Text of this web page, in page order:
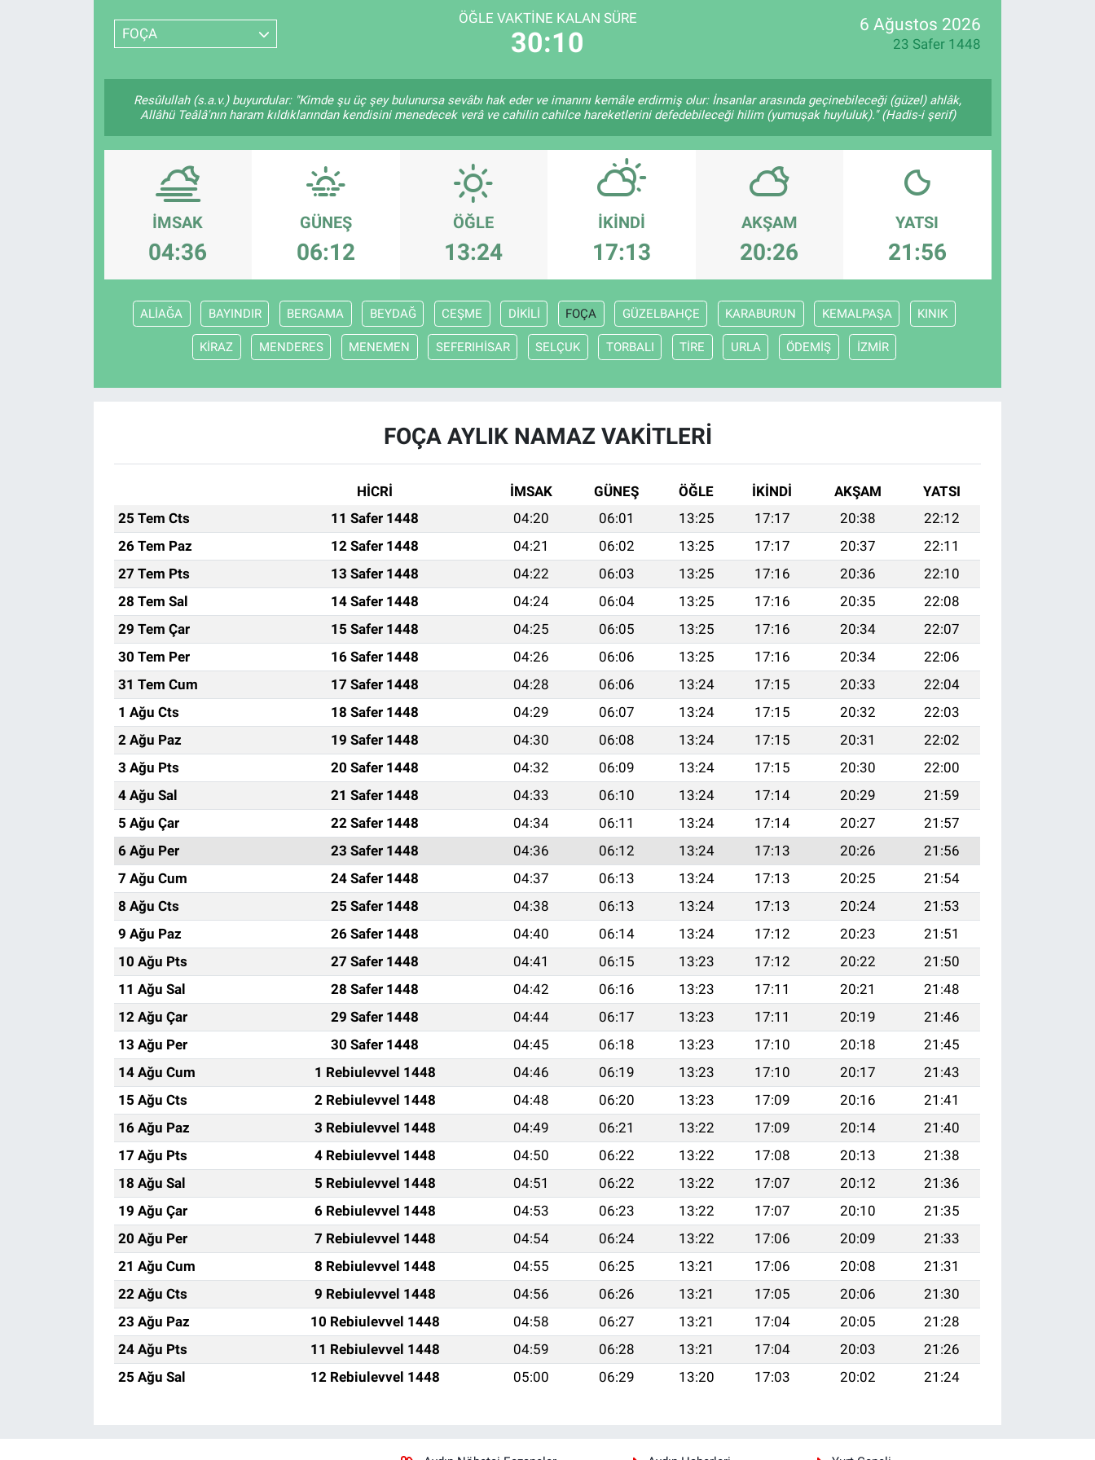
FOÇA
ÖĞLE VAKTINE KALAN SÜRE
30:10
6 Ağustos 2026
23 Safer 1448
Resûlullah (s.a.v.) buyurdular: "Kimde şu üç şey bulunursa sevâbı hak eder ve imanını kemâle erdirmiş olur: İnsanlar arasında geçinebileceği (güzel) ahlâk,
Allâhü Teâlâ'nın haram kıldıklarından kendisini menedecek verâ ve cahilin cahilce hareketlerini defedebileceği hilim (yumuşak huyluluk)." (Hadis-i şerif)
İMSAK
04:36
GÜNEŞ
06:12
ÖĞLE
13:24
İKINDI
17:13
AKŞAM
20:26
YATSI
21:56
ALİAĞA BAYINDIR BERGAMA BEYDAĞ CEŞME DİKİLİ FOÇA GÜZELBAHÇE KARABURUN KEMALPAŞA KINIK
KİRAZ MENDERES MENEMEN SEFERIHİSAR SELÇUK TORBALI TİRE URLA ÖDEMİŞ İZMİR
FOÇA AYLIK NAMAZ VAKITLERI
HİCRİ İMSAK GÜNEŞ ÖĞLE İKINDI AKŞAM
YATSI
25 Tem Cts
11 Safer 1448 04:20 06:01 13:25 17:17 20:38
22:12
26 Tem Paz
12 Safer 1448 04:21 06:02 13:25 17:17 20:37
22:11
27 Tem Pts
13 Safer 1448 04:22 06:03 13:25 17:16 20:36
22:10
28 Tem Sal
14 Safer 1448 04:24 06:04 13:25 17:16 20:35
22:08
29 Tem Çar
15 Safer 1448 04:25 06:05 13:25 17:16 20:34
22:07
30 Tem Per
16 Safer 1448 04:26 06:06 13:25 17:16 20:34
22:06
31 Tem Cum
17 Safer 1448 04:28 06:06 13:24 17:15 20:33
22:04
1 Ağu Cts
18 Safer 1448 04:29 06:07 13:24 17:15 20:32
22:03
2 Ağu Paz
19 Safer 1448 04:30 06:08 13:24 17:15 20:31
22:02
3 Ağu Pts
20 Safer 1448 04:32 06:09 13:24 17:15 20:30
22:00
4 Ağu Sal
21 Safer 1448 04:33 06:10 13:24 17:14 20:29
21:59
5 Ağu Çar
22 Safer 1448 04:34 06:11 13:24 17:14 20:27
21:57
6 Ağu Per
23 Safer 1448 04:36 06:12 13:24 17:13 20:26
21:56
7 Ağu Cum
24 Safer 1448 04:37 06:13 13:24 17:13 20:25
21:54
8 Ağu Cts
25 Safer 1448 04:38 06:13 13:24 17:13 20:24
21:53
9 Ağu Paz
26 Safer 1448 04:40 06:14 13:24 17:12 20:23
21:51
10 Ağu Pts
27 Safer 1448 04:41 06:15 13:23 17:12 20:22
21:50
11 Ağu Sal
28 Safer 1448 04:42 06:16 13:23 17:11 20:21
21:48
12 Ağu Çar
29 Safer 1448 04:44 06:17 13:23 17:11 20:19
21:46
13 Ağu Per
30 Safer 1448 04:45 06:18 13:23 17:10 20:18
21:45
14 Ağu Cum
1 Rebiulevvel 1448 04:46 06:19 13:23 17:10 20:17
21:43
15 Ağu Cts
2 Rebiulevvel 1448 04:48 06:20 13:23 17:09 20:16
21:41
16 Ağu Paz
3 Rebiulevvel 1448 04:49 06:21 13:22 17:09 20:14
21:40
17 Ağu Pts
4 Rebiulevvel 1448 04:50 06:22 13:22 17:08 20:13
21:38
18 Ağu Sal
5 Rebiulevvel 1448 04:51 06:22 13:22 17:07 20:12
21:36
19 Ağu Çar
6 Rebiulevvel 1448 04:53 06:23 13:22 17:07 20:10
21:35
20 Ağu Per
7 Rebiulevvel 1448 04:54 06:24 13:22 17:06 20:09
21:33
21 Ağu Cum
8 Rebiulevvel 1448 04:55 06:25 13:21 17:06 20:08
21:31
22 Ağu Cts
9 Rebiulevvel 1448 04:56 06:26 13:21 17:05 20:06
21:30
23 Ağu Paz
10 Rebiulevvel 1448 04:58 06:27 13:21 17:04 20:05
21:28
24 Ağu Pts
11 Rebiulevvel 1448 04:59 06:28 13:21 17:04 20:03
21:26
25 Ağu Sal
12 Rebiulevvel 1448 05:00 06:29 13:20 17:03 20:02 21:24